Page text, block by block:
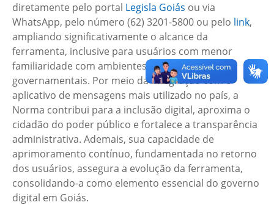
diretamente pelo portal Legisla Goiás ou via
WhatsApp, pelo número (62) 3201-5800 ou pelo link,
ampliando significativamente o alcance da
ferramenta, inclusive para usuários com menor
familiaridade com ambientes digitais
governamentais. Por meio da integração com o
aplicativo de mensagens mais utilizado no país, a
Norma contribui para a inclusão digital, aproxima o
cidadão do poder público e fortalece a transparência
administrativa. Ademais, sua capacidade de
aprimoramento contínuo, fundamentada no retorno
dos usuários, assegura a evolução da ferramenta,
consolidando-a como elemento essencial do governo
digital em Goiás.